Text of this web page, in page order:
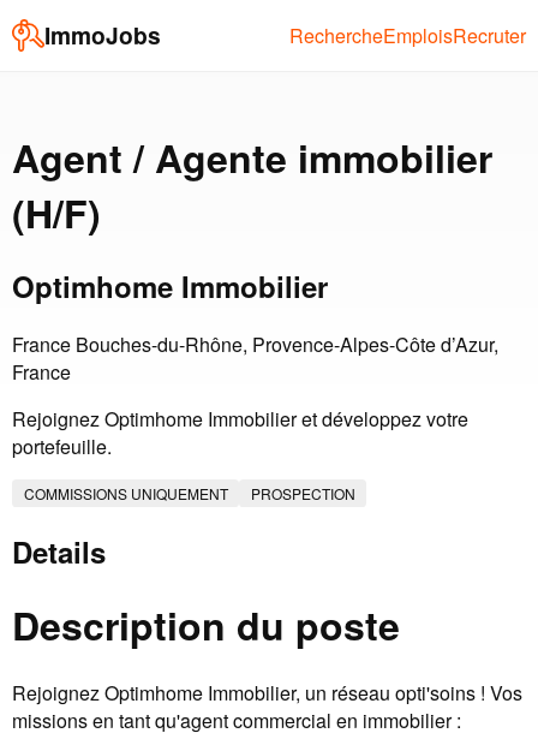
ImmoJobs RechercheEmploisRecruter
Agent / Agente immobilier
(H/F)
Optimhome Immobilier
France Bouches-du-Rhône, Provence-Alpes-Côte d’Azur,
France
Rejoignez Optimhome Immobilier et développez votre
portefeuille.
COMMISSIONS UNIQUEMENT PROSPECTION
Details
Description du poste
Rejoignez Optimhome Immobilier, un réseau opti'soins ! Vos
missions en tant qu'agent commercial en immobilier :